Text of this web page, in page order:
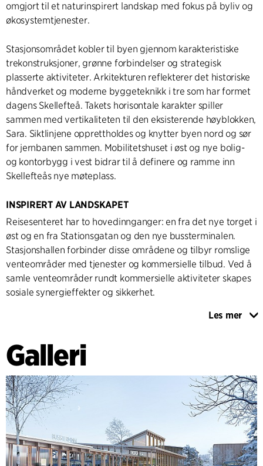
omgjort til et naturinspirert landskap med fokus på byliv og
økosystemtjenester.
Stasjonsområdet kobler til byen gjennom karakteristiske
trekonstruksjoner, grønne forbindelser og strategisk
plasserte aktiviteter. Arkitekturen reflekterer det historiske
håndverket og moderne byggeteknikk i tre som har formet
dagens Skellefteå. Takets horisontale karakter spiller
sammen med vertikaliteten til den eksisterende høyblokken,
Sara. Siktlinjene opprettholdes og knytter byen nord og sør
for jernbanen sammen. Mobilitetshuset i øst og nye bolig-
og kontorbygg i vest bidrar til å definere og ramme inn
Skellefteås nye møteplass.
INSPIRERT AV LANDSKAPET
Reisesenteret har to hovedinnganger: en fra det nye torget i
øst og en fra Stationsgatan og den nye bussterminalen.
Stasjonshallen forbinder disse områdene og tilbyr romslige
venteområder med tjenester og kommersielle tilbud. Ved å
samle venteområder rundt kommersielle aktiviteter skapes
sosiale synergieffekter og sikkerhet.
Landskap og bygning danner en integrert helhet inspirert
fjellbjørkeskog, myrland og fjelleng påvirker utformingen av
torg og parkområder. Den grønne strukturen støtter
biologisk mangfold, overvannshåndtering og
rekreasjonsverdi.
Skellefteås nye reisesenter skal bidra til byens visjon: "Et
bærekraftig sted for en bedre hverdag", med en robust og
funksjonell bygning designet for å vare over tid.
Les mer
Galleri